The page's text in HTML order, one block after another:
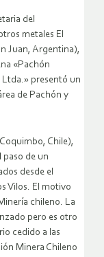
del
metales El
Juan, Argentina),
«Pachón
Ltda.» presentó un
de Pachón y
Chile),
paso de un
desde el
Vilos. El motivo
chileno. La
pero es otro
cedido a las
Minera Chileno